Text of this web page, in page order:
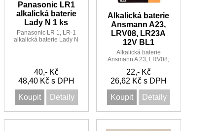
Panasonic LR1
alkalická baterie
Lady N 1 ks
Panasonic LR 1, LR-1
alkalická baterie Lady N
40,- Kč
48,40 Kč s DPH
Koupit
Detaily
Alkalická baterie
Ansmann A23,
LRV08, LR23A
12V BL1
Alkalická baterie
Ansmann A 23, LRV08,
22,- Kč
26,62 Kč s DPH
Koupit
Detaily